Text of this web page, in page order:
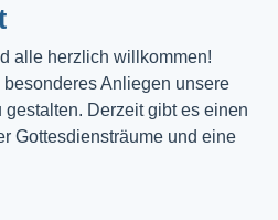
alle herzlich willkommen!
Anliegen unsere
Derzeit gibt es einen
Gottesdiensträume und eine